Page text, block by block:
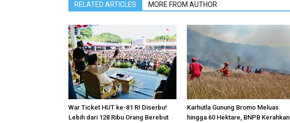
RELATED ARTICLES MORE FROM AUTHOR
War Ticket HUT ke-81 RI Diserbu!
Lebih dari 128 Ribu Orang Berebut
Karhutla Gunung Bromo Meluas
hingga 60 Hektare, BNPB Kerahkan